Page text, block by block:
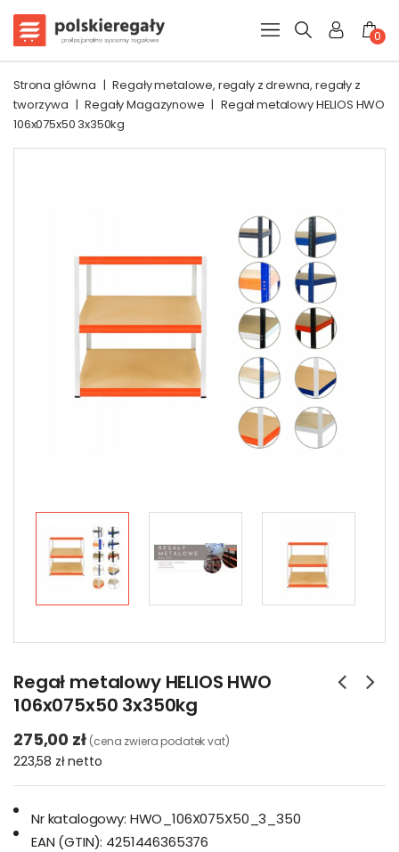
0
Strona główna | Regały metalowe, regały z drewna, regały z
tworzywa | Regały Magazynowe | Regał metalowy HELIOS HWO
106x075x50 3x350kg
Regał metalowy HELIOS HWO
106x075x50 3x350kg
275,00 zł (cena zwiera podatek vat)
223,58 złnetto
Nr katalogowy: HWO_106X075X50_3_350
EAN (GTIN): 4251446365376